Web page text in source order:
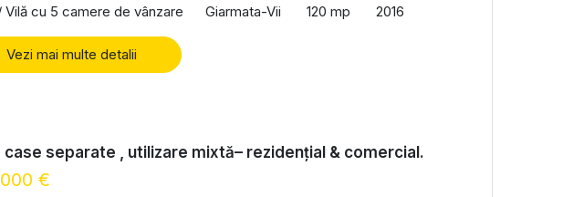
Vilă cu 5 camere de vânzare Giarmata-Vii 120 mp 2016
Vezi mai multe detalii
case separate , utilizare mixtă– rezidențial & comercial.
€